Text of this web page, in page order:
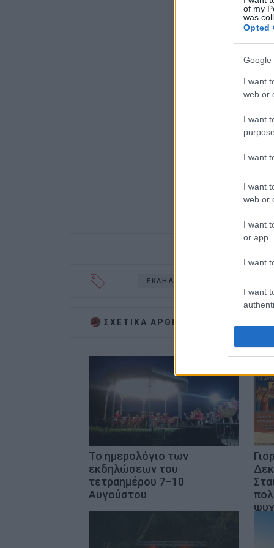
of my
was
Opted
Google
I want
web or
I want
I want
I want
web or
I want
or app.
I want
I want
ΕΚΔΗΛΩΣΕΙΣ
ΣΧΕΤΙΚA AΡΘΡΑ
Το ημερολόγιο των
εκδηλώσεων του
τετραημέρου 7–10
Αυγούστου